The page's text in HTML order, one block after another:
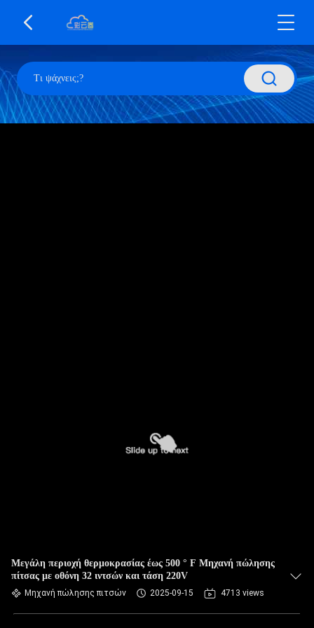
Μεγάλη περιοχή θερμοκρασίας έως 500 ° F Μηχανή πώλησης
πίτσας με οθόνη 32 ιντσών και τάση 220V
Μηχανή πώλησης πιτσών 2025-09-15 4713 views